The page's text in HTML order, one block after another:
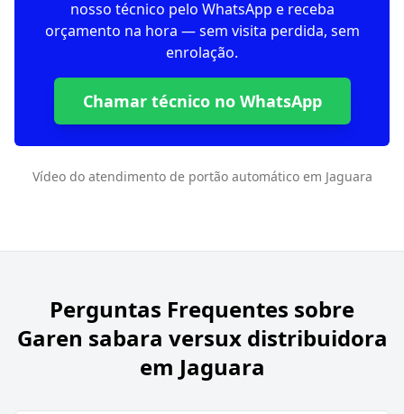
nosso técnico pelo WhatsApp e receba
orçamento na hora — sem visita perdida, sem
enrolação.
Chamar técnico no WhatsApp
Vídeo do atendimento de portão automático em Jaguara
Perguntas Frequentes sobre
Garen sabara versux distribuidora
em Jaguara